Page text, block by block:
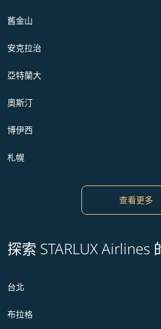
舊金山
安克拉治
亞特蘭大
奧斯汀
博伊西
札幌
查看更多
探索 STARLUX Airlines
台北
布拉格